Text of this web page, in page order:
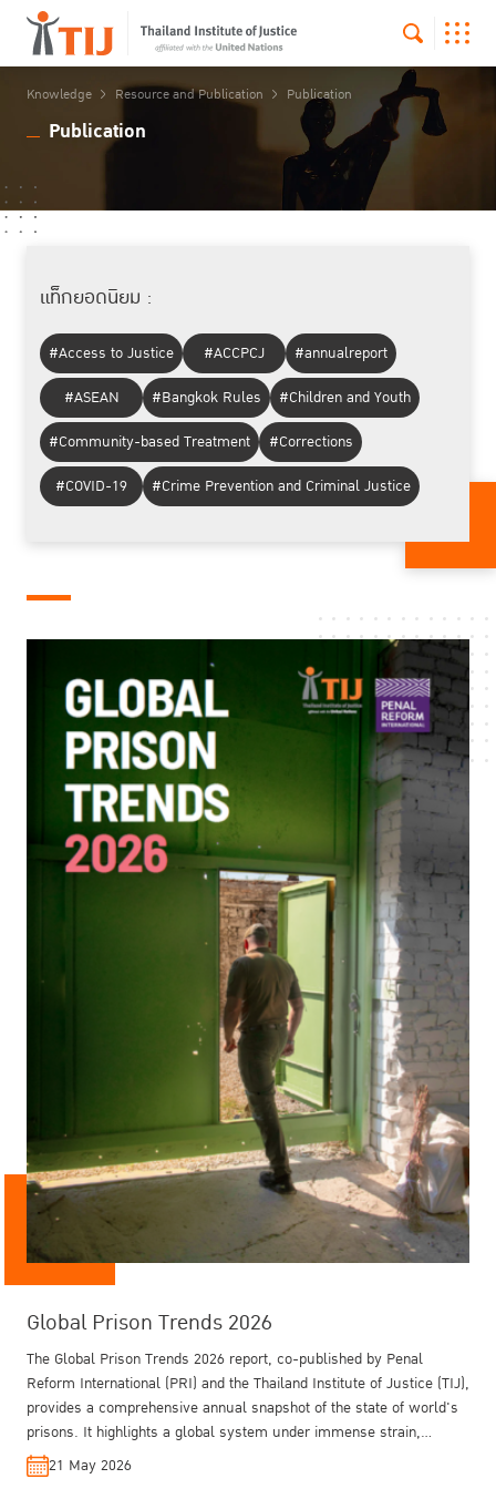
Knowledge Resource and Publication Publication
Publication
แท็กยอดนิยม :
#Access to Justice #ACCPCJ
#annualreport
#ASEAN
#Bangkok Rules
#Children and Youth
#Community-based Treatment
#Corrections
#COVID-19
#Crime Prevention and Criminal Justice
Global Prison Trends 2026
The Global Prison Trends 2026 report, co-published by Penal
Reform International (PRI) and the Thailand Institute of Justice (TIJ),
provides a comprehensive annual snapshot of the state of world's
prisons. It highlights a global system under immense strain,
shaped by conflict, overcrowding, and systemic inequalities, while
also identifying emerging solutions in technology and non-custodial
21 May 2026
Training on Crime Prevention and Criminal
Justice for Southeast Asia 2025
The Rule of Law in Thailand - Key Findings
from the WJP GPP 2025
Outside: Gender, Drugs and Electronically
Monitored Parole in Thailand